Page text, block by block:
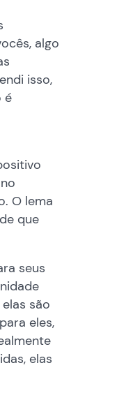
algo
isso,
é
O lema
que
seus
são
eles,
elas